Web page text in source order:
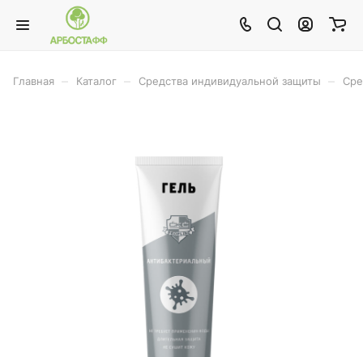
Главная Каталог Средства индивидуальной защиты